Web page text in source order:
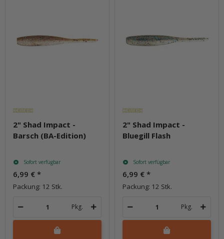
2" Shad Impact -
Barsch (BA-Edition)
Sofort verfügbar
6,99 € *
Packung: 12 Stk.
Pkg.
2" Shad Impact -
Bluegill Flash
Sofort verfügbar
6,99 € *
Packung: 12 Stk.
Pkg.